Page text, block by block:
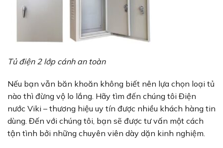
Tủ điện 2 lớp cánh an toàn
Nếu bạn vẫn băn khoăn không biết nên lựa chọn loại tủ
nào thì đừng vộ lo lắng. Hãy tìm đến chúng tôi Điện
nước Viki – thương hiệu uy tín được nhiều khách hàng tin
dùng. Đến với chúng tôi, bạn sẽ được tư vấn một cách
tận tình bởi những chuyên viên dày dặn kinh nghiệm.